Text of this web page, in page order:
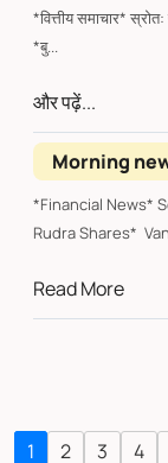
*वित्तीय समाचार* स्रोत: प्रमुख समाचार पत्र *रुद्रा शेयर्स द्वारा संकलित* वंदे मातरम्
*बु...
और पढ़ें...
Morning
*Financial News*
Rudra Shares*
Read More
1 2 3 4